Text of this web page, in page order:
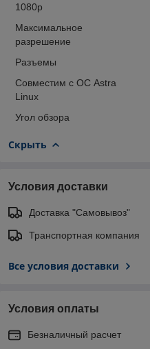
1080p
Максимальное
разрешение
Разъемы
Совместим с ОС Astra
Linux
Угол обзора
Скрыть
Условия доставки
Доставка "Самовывоз"
Транспортная компания
Все условия доставки
Условия оплаты
Безналичный расчет